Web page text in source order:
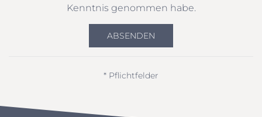
Kenntnis genommen habe.
ABSENDEN
* Pflichtfelder